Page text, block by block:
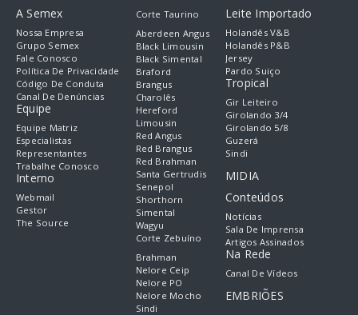
A Semex
Nossa Empresa
Grupo Semex
Fale Conosco
Política De Privacidade
Código De Conduta
Canal De Denúncias
Equipe
Equipe Matriz
Especialistas
Representantes
Trabalhe Conosco
Interno
Webmail
Gestor
The Source
Corte Taurino
Aberdeen Angus
Black Limousin
Black Simental
Braford
Brangus
Charolês
Hereford
Limousin
Red Angus
Red Brangus
Red Brahman
Santa Gertrudis
Senepol
Shorthorn
Simental
Wagyu
Corte Zebuíno
Brahman
Nelore Ceip
Nelore PO
Nelore Mocho
Sindi
Leite Importado
Holandês V&B
Holandês P&B
Jersey
Pardo Suiço
Tropical
Gir Leiteiro
Girolando 3/4
Girolando 5/8
Guzerá
Sindi
MIDIA
Conteúdos
Notícias
Sala De Imprensa
Artigos Assinados
Na Rede
Canal De Vídeos
EMBRIÕES